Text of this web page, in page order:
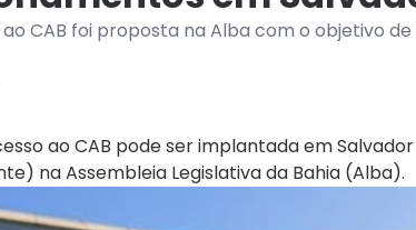
ao CAB foi proposta na Alba com o objetivo
ao CAB pode ser implantada em
na Assembleia Legislativa da Bahia (Alba).